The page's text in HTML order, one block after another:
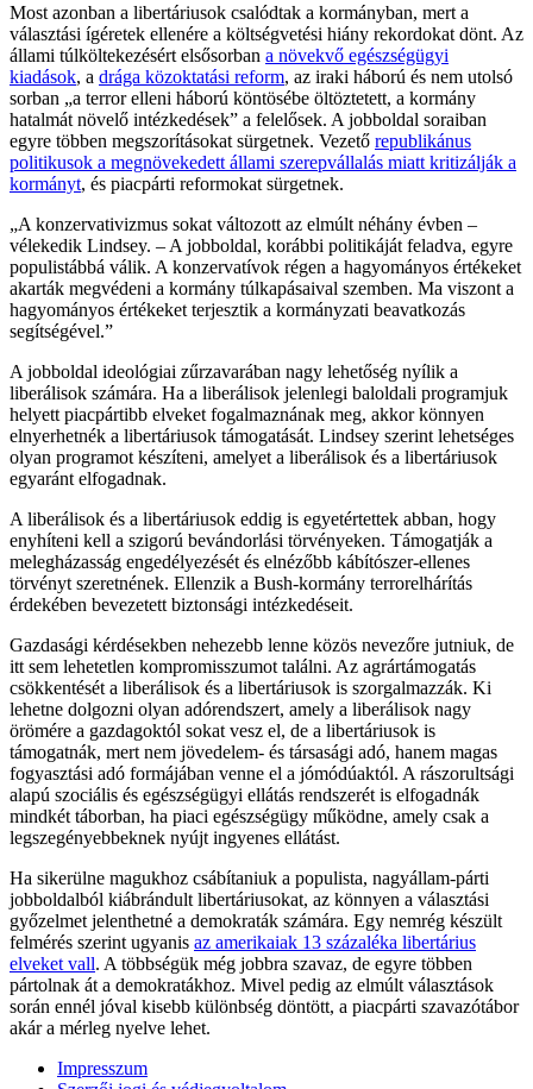
Most azonban a libertáriusok csalódtak a kormányban, mert a
választási ígéretek ellenére a költségvetési hiány rekordokat dönt. Az
állami túlköltekezésért elsősorban a növekvő egészségügyi
kiadások, a drága közoktatási reform, az iraki háború és nem utolsó
sorban „a terror elleni háború köntösébe öltöztetett, a kormány
hatalmát növelő intézkedések” a felelősek. A jobboldal soraiban
egyre többen megszorításokat sürgetnek. Vezető republikánus
politikusok a megnövekedett állami szerepvállalás miatt kritizálják a
kormányt, és piacpárti reformokat sürgetnek.
„A konzervativizmus sokat változott az elmúlt néhány évben –
vélekedik Lindsey. – A jobboldal, korábbi politikáját feladva, egyre
populistábbá válik. A konzervatívok régen a hagyományos értékeket
akarták megvédeni a kormány túlkapásaival szemben. Ma viszont a
hagyományos értékeket terjesztik a kormányzati beavatkozás
segítségével.”
A jobboldal ideológiai zűrzavarában nagy lehetőség nyílik a
liberálisok számára. Ha a liberálisok jelenlegi baloldali programjuk
helyett piacpártibb elveket fogalmaznának meg, akkor könnyen
elnyerhetnék a libertáriusok támogatását. Lindsey szerint lehetséges
olyan programot készíteni, amelyet a liberálisok és a libertáriusok
egyaránt elfogadnak.
A liberálisok és a libertáriusok eddig is egyetértettek abban, hogy
enyhíteni kell a szigorú bevándorlási törvényeken. Támogatják a
melegházasság engedélyezését és elnézőbb kábítószer-ellenes
törvényt szeretnének. Ellenzik a Bush-kormány terrorelhárítás
érdekében bevezetett biztonsági intézkedéseit.
Gazdasági kérdésekben nehezebb lenne közös nevezőre jutniuk, de
itt sem lehetetlen kompromisszumot találni. Az agrártámogatás
csökkentését a liberálisok és a libertáriusok is szorgalmazzák. Ki
lehetne dolgozni olyan adórendszert, amely a liberálisok nagy
örömére a gazdagoktól sokat vesz el, de a libertáriusok is
támogatnák, mert nem jövedelem- és társasági adó, hanem magas
fogyasztási adó formájában venne el a jómódúaktól. A rászorultsági
alapú szociális és egészségügyi ellátás rendszerét is elfogadnák
mindkét táborban, ha piaci egészségügy működne, amely csak a
legszegényebbeknek nyújt ingyenes ellátást.
Ha sikerülne magukhoz csábítaniuk a populista, nagyállam-párti
jobboldalból kiábrándult libertáriusokat, az könnyen a választási
győzelmet jelenthetné a demokraták számára. Egy nemrég készült
felmérés szerint ugyanis az amerikaiak 13 százaléka libertárius
elveket vall. A többségük még jobbra szavaz, de egyre többen
pártolnak át a demokratákhoz. Mivel pedig az elmúlt választások
során ennél jóval kisebb különbség döntött, a piacpárti szavazótábor
akár a mérleg nyelve lehet.
Impresszum